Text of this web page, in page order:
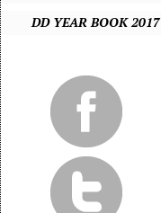
DD YEAR BOOK 2017